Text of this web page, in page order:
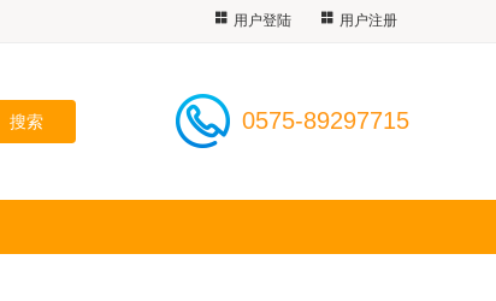
用户登陆 用户注册
0575-89297715